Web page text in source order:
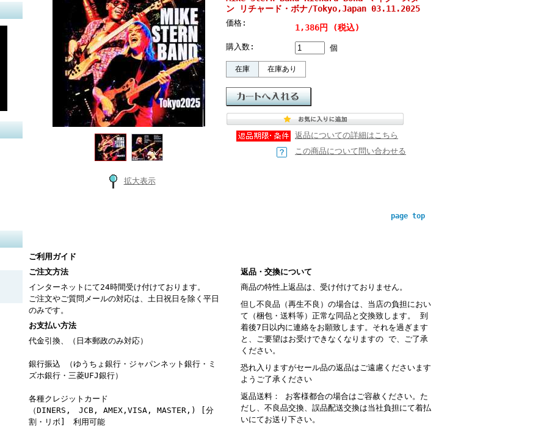
拡大表示
ン リチャード・ボナ/Tokyo,Japan 03.11.2025
価格: 1,386円 (税込)
購入数: 個
在庫 在庫あり
返品についての詳細はこちら
この商品について問い合わせる
page top
ご利用ガイド
ご注文方法
インターネットにて24時間受け付けております。
ご注文やご質問メールの対応は、土日祝日を除く平日
のみです。
お支払い方法
代金引換、（日本郵政のみ対応）
銀行振込 （ゆうちょ銀行・ジャパンネット銀行・ミ
ズホ銀行・三菱UFJ銀行）
各種クレジットカード
（DINERS, JCB, AMEX,VISA, MASTER,) [分
割・リボ] 利用可能
返品・交換について
商品の特性上返品は、受け付けておりません。
但し不良品（再生不良）の場合は、当店の負担におい
て（梱包・送料等）正常な同品と交換致します。 到
着後7日以内に連絡をお願致します。それを過ぎます
と、ご要望はお受けできなくなりますの で、ご了承
ください。
恐れ入りますがセール品の返品はご遠慮くださいます
ようご了承ください
返品送料： お客様都合の場合はご容赦ください。た
だし、不良品交換、誤品配送交換は当社負担にて着払
いにてお送り下さい。